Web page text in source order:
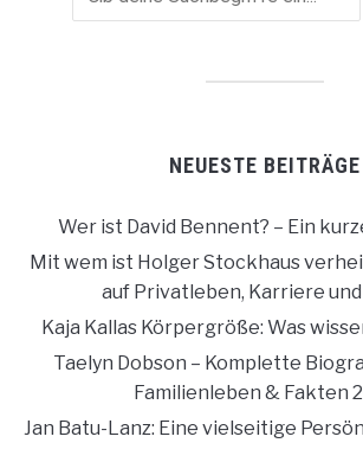
NEUESTE BEITRÄGE
Wer ist David Bennent? – Ein
Mit wem ist Holger Stockhaus
auf Privatleben, Karriere und
Kaja Kallas Körpergröße: Was
Taelyn Dobson – Komplette
Familienleben & Fakten
Jan Batu-Lanz: Eine vielseitige